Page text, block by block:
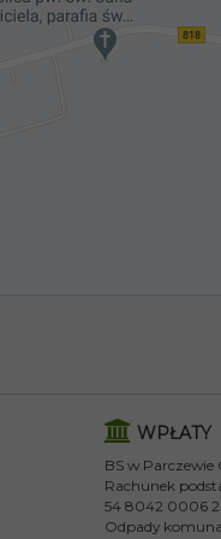
WPŁATY
BS w Parczewie
Rachunek
54 8042 0006
Odpady